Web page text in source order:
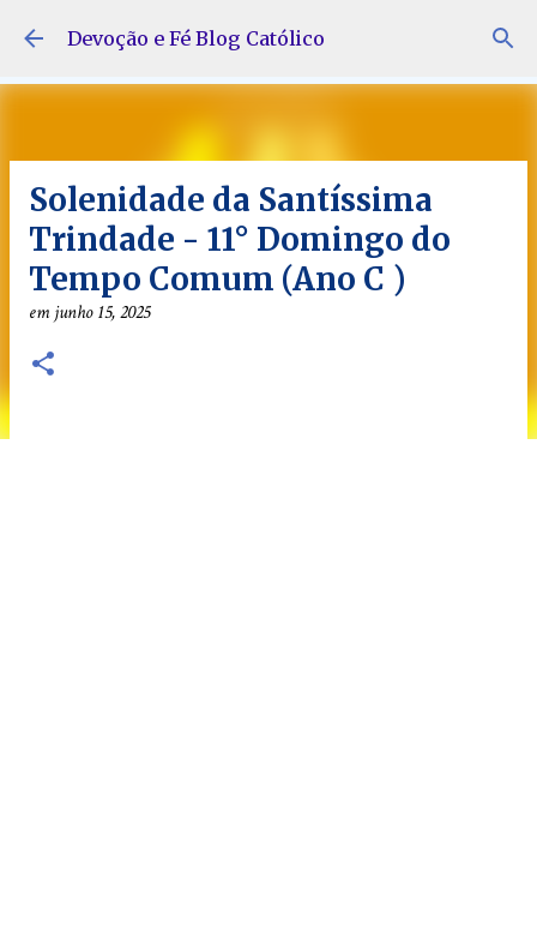
Pular para o conteúdo principal
Devoção e Fé Blog Católico
Solenidade da Santíssima
Trindade - 11° Domingo do
Tempo Comum (Ano C )
emjunho 15, 2025